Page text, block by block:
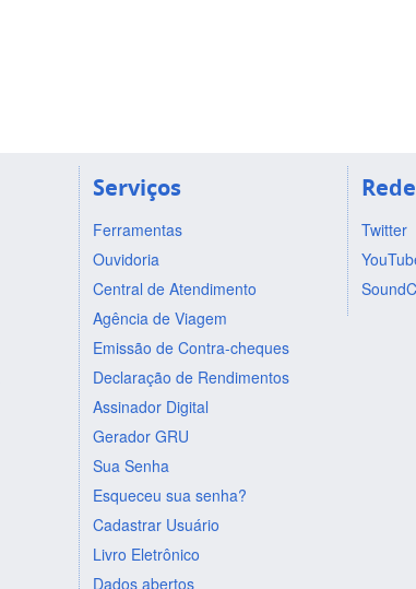
Serviços
Ferramentas
Ouvidoria
Central de Atendimento
Agência de Viagem
Emissão de Contra-cheques
Declaração de Rendimentos
Assinador Digital
Gerador GRU
Sua Senha
Esqueceu sua senha?
Cadastrar Usuário
Livro Eletrônico
Dados abertos
Twitter